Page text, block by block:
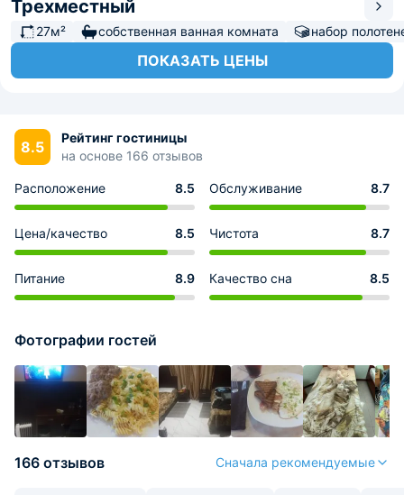
Трехместный
27м² собственная ванная комната набор
ПОКАЗАТЬ ЦЕНЫ
8.5
Рейтинг гостиницы
на основе 166 отзывов
Расположение 8.5 Обслуживание 8.7
Цена/качество 8.5 Чистота 8.7
Питание 8.9 Качество сна 8.5
Фотографии гостей
166 отзывов Сначала рекомендуемые